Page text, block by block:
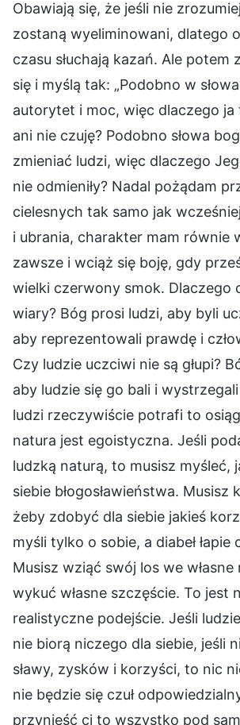
Obawiają się, że jeśli nie
zostaną wyeliminowani, dlatego
czasu słuchają kazań. Ale potem
się i myślą tak: „Podobno w
autorytet i moc, więc dlaczego ja
ani nie czuję? Podobno słowa
zmieniać ludzi, więc dlaczego
nie odmieniły? Nadal pożądam
cielesnych tak samo jak
i ubrania, charakter mam równie
zawsze i wciąż się boję, gdy
wielki czerwony smok. Dlaczego
wiary? Bóg prosi ludzi, aby byli
aby reprezentowali prawdę i
Czy ludzie uczciwi nie są głupi?
aby ludzie się go bali i wystrzegali
ludzi rzeczywiście potrafi to
natura jest egoistyczna. Jeśli
ludzką naturą, to musisz myśleć,
siebie błogosławieństwa. Musisz
żeby zdobyć dla siebie jakieś
myśli tylko o sobie, a diabeł łapie
Musisz wziąć swój los we własne
wykuć własne szczęście. To jest
realistyczne podejście. Jeśli
nie biorą niczego dla siebie, jeśli
sławy, zysków i korzyści, to nic
nie będzie się czuł
przynieść ci to wszystko pod